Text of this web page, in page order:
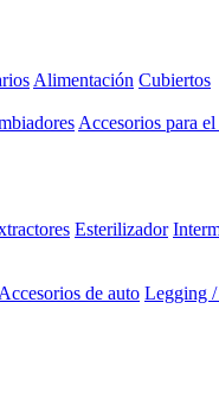
Alimentación Cubiertos
Accesorios para
Esterilizador
Accesorios de auto Legging